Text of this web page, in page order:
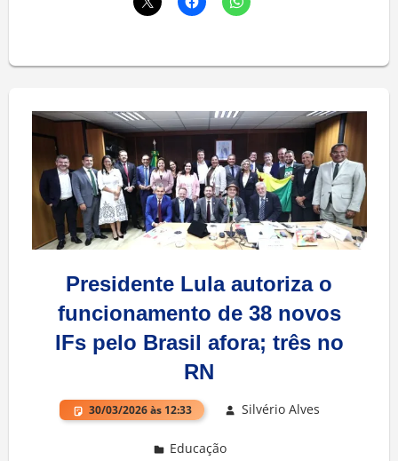
Presidente Lula autoriza o
funcionamento de 38 novos
IFs pelo Brasil afora; três no
RN
30/03/2026 às 12:33 Silvério Alves
Educação